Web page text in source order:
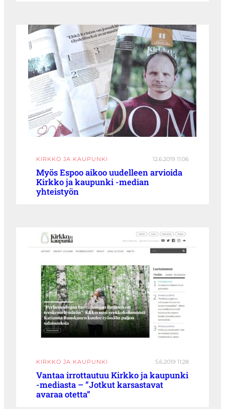
KIRKKO JA KAUPUNKI 12.6.2019 11:06
Myös Espoo aikoo uudelleen arvioida
Kirkko ja kaupunki -median
yhteistyön
KIRKKO JA KAUPUNKI 5.6.2019 11:28
Vantaa irrottautuu Kirkko ja kaupunki
-mediasta – ”Jotkut karsastavat
avaraa otetta”